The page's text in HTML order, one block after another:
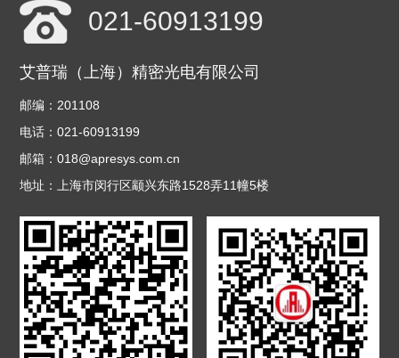
021-60913199
艾普瑞（上海）精密光电有限公司
邮编：201108
电话：021-60913199
邮箱：018@apresys.com.cn
地址：上海市闵行区颛兴东路1528弄11幢5楼